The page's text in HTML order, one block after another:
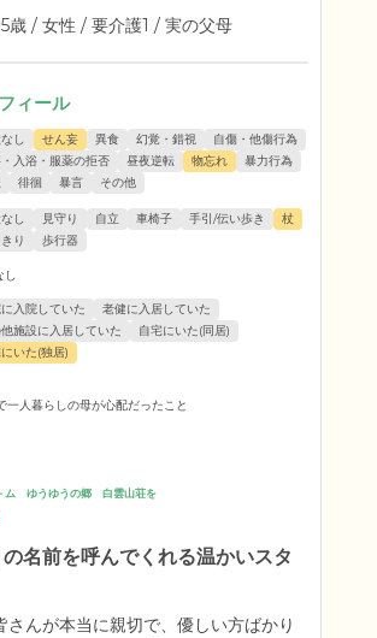
歳 / 女性 / 要介護1 / 実の父母
ィール
し せん妄 異食 幻覚・錯視
自傷・他傷行為
入浴・服薬の拒否
昼夜逆転 物忘れ
暴力行為
徘徊 暴言 その他
し 見守り 自立 車椅子 手引/伝い歩き
杖
り
歩行器
し
入院していた
老健に入居していた
施設に入居していた
自宅にいた(同居)
いた(独居)
一人暮らしの母が心配だったこと
ム　ゆうゆうの郷　白雲山荘を
名前を呼んでくれる温かいスタ
さんが本当に親切で、優しい方ばかり